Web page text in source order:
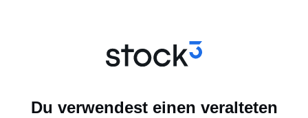
Du verwendest einen veralteten